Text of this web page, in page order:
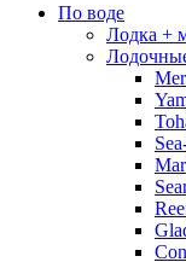
По воде
Лодка +